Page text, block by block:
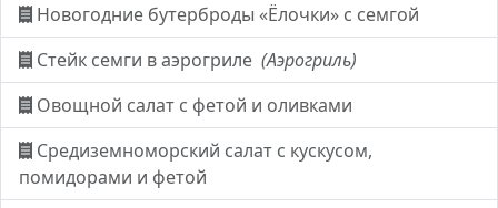
Новогодние бутерброды «Ёлочки» с семгой
Стейк семги в аэрогриле (Аэрогриль)
Овощной салат с фетой и оливками
Средиземноморский салат с кускусом,
помидорами и фетой